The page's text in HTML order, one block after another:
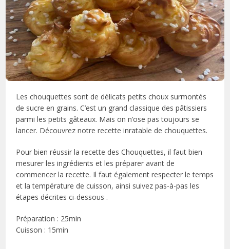
Les chouquettes sont de délicats petits choux surmontés
de sucre en grains. C’est un grand classique des pâtissiers
parmi les petits gâteaux. Mais on n’ose pas toujours se
lancer. Découvrez notre recette inratable de chouquettes.
Pour bien réussir la recette des Chouquettes, il faut bien
mesurer les ingrédients et les préparer avant de
commencer la recette. Il faut également respecter le temps
et la température de cuisson, ainsi suivez pas-à-pas les
étapes décrites ci-dessous .
Préparation : 25min
Cuisson : 15min